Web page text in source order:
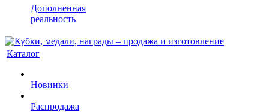
Дополненная
реальность
Каталог
Новинки
Распродажа